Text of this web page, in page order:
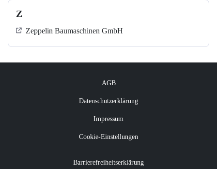
Z
Zeppelin Baumaschinen GmbH
AGB
Datenschutzerklärung
Impressum
Cookie-Einstellungen
Barrierefreiheitserklärung